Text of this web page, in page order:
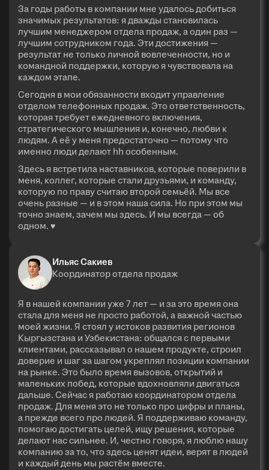
За годы работы в компании мне удалось добиться
значимых результатов: я дважды становилась
лучшим менеджером отдела продаж, а один раз —
лучшим сотрудником года. Эти достижения —
результат не только личной вовлеченности, но и
командной поддержки, которую я чувствовала на
каждом этапе.
Сегодня в мои обязанности входит управление
отделом телефонных продаж. Это ответственность,
которая требует ежедневного включения,
стратегического мышления и, конечно, любви к
людям. А её у меня предостаточно — потому что
именно люди делают hh особенным.
Здесь я встретила наставников, которые поверили в
меня, коллег, которые стали друзьями, и команду,
которую по праву считаю второй семьёй. Мы все
очень разные — и в этом наша сила. Но при этом мы
точно знаем, зачем мы здесь. И мы всегда — об
одном. ♥
Ильяс Сакиев
Координатор отдела продаж
Я в нашей компании уже 7 лет — и за это время она
стала для меня не просто работой, а важной частью
моей жизни. Я стоял у истоков развития регионов
Кыргызстана и Узбекистана: общался с первыми
клиентами, рассказывал о нашем продукте, строил
доверие и шаг за шагом укреплял позиции компании
на рынке. Это было время вызовов, открытий и
маленьких побед, которые вдохновляли двигаться
дальше. Сейчас я работаю координатором отдела
продаж. Для меня это не только про цифры и планы,
а прежде всего про людей. Я поддерживаю команду,
помогаю достигать целей, ищу решения, которые
делают нас сильнее. И, честно говоря, я люблю нашу
компанию за то, что здесь ценят идеи, верят в людей
и каждый день мы растём вместе.